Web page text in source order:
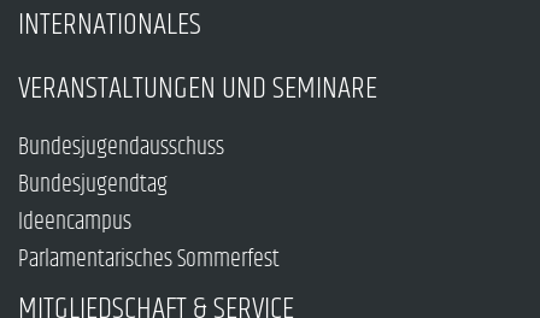
INTERNATIONALES
VERANSTALTUNGEN UND SEMINARE
Bundesjugendausschuss
Bundesjugendtag
Ideencampus
Parlamentarisches Sommerfest